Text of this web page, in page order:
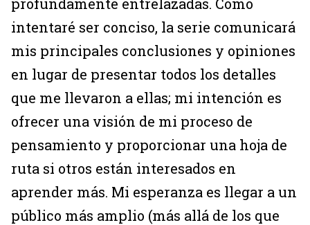
intentaré ser conciso, la serie comunicará
mis principales conclusiones y opiniones
en lugar de presentar todos los detalles
que me llevaron a ellas; mi intención es
ofrecer una visión de mi proceso de
pensamiento y proporcionar una hoja de
ruta si otros están interesados en
aprender más. Mi esperanza es llegar a un
público más amplio (más allá de los que